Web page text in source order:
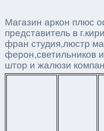
Магазин аркон плюс
представитель в
фран студия,люстр
ферон,светильников
штор и жалюзи